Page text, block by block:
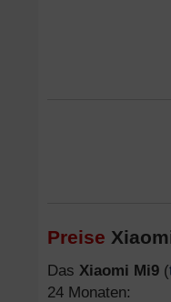
Preise
Das Xiaomi Mi9 (
24 Monaten: